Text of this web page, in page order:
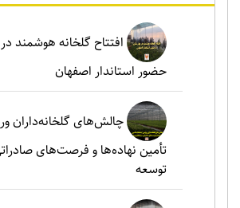
افتتاح گلخانه هوشمند در
حضور استاندار اصفهان
چالش‌های گلخانه‌داران
تأمین نهاده‌ها و فرصت‌های
توسعه